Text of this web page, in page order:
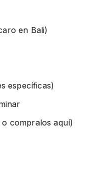
en Bali)
específicas)
compralos aquí)